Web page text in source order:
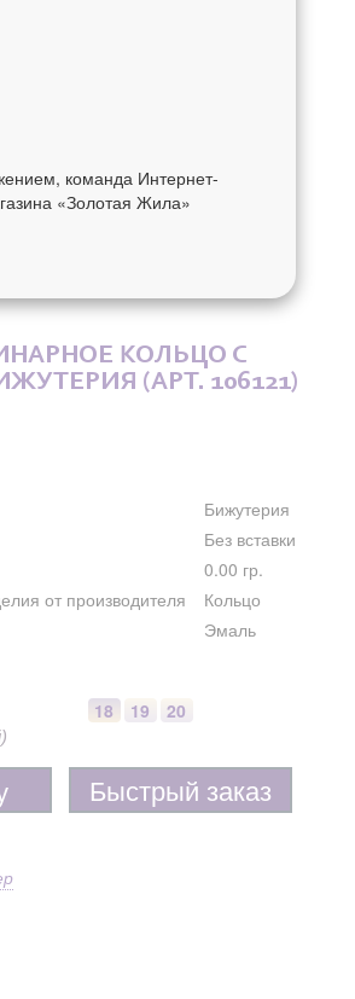
КОЛЬЦО С
(АРТ. 106121)
Бижутерия
Без вставки
0.00 гр.
от производителя
Кольцо
Эмаль
18 19 20
Быстрый заказ
команда Интернет-
«Золотая Жила»